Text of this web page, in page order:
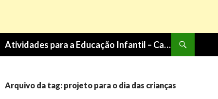
Atividades para a Educação Infantil – Cantinho do Saber
CONTEÚDO
Arquivo da tag: projeto para o dia das crianças